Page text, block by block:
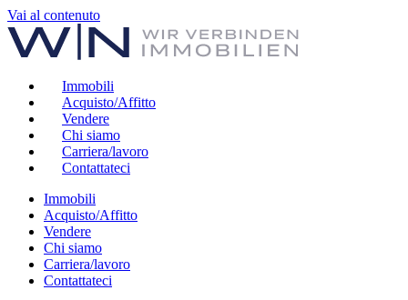
Vai al contenuto
Immobili
Acquisto/Affitto
Vendere
Chi siamo
Carriera/lavoro
Contattateci
Immobili
Acquisto/Affitto
Vendere
Chi siamo
Carriera/lavoro
Contattateci